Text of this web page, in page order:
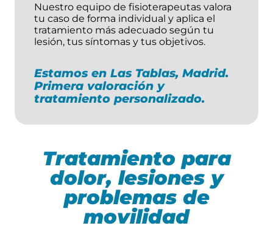
Nuestro equipo de fisioterapeutas valora
tu caso de forma individual y aplica el
tratamiento más adecuado según tu
lesión, tus síntomas y tus objetivos.
Estamos en Las Tablas, Madrid.
Primera valoración y
tratamiento personalizado.
Tratamiento para
dolor, lesiones y
problemas de
movilidad